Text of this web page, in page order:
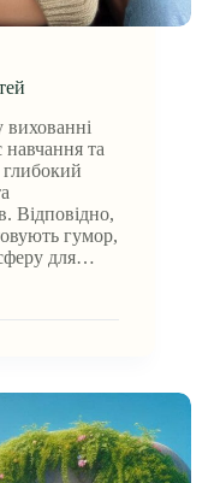
навчання та
Відповідно,
гумор,
для…